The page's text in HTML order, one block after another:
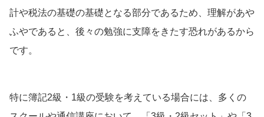
計や税法の基礎の基礎となる部分であるため、理解があや
ふやであると、後々の勉強に支障をきたす恐れがあるから
です。
特に簿記2級・1級の受験を考えている場合には、多くの